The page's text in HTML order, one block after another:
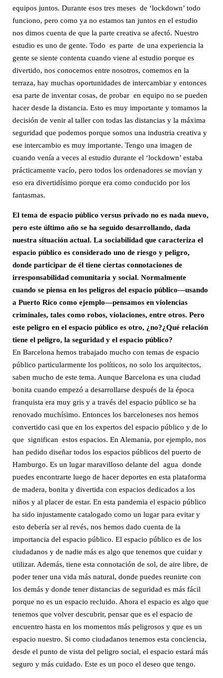
equipos juntos. Durante esos tres meses de ‘lockdown’ todo
funciono, pero como ya no estamos tan juntos en el estudio
nos dimos cuenta de que la parte creativa se afectó. Nuestro
estudio es uno de gente. Todo es parte de una experiencia la
gente se siente contenta cuando viene al estudio porque es
divertido, nos conocemos entre nosotros, comemos en la
terraza, hay muchas oportunidades de intercambiar y entonces
esa parte de inventar cosas, de probar en equipo no se pueden
hacer desde la distancia. Esto es muy importante y tomamos la
decisión de venir al taller con todas las distancias y la máxima
seguridad que podemos porque somos una industria creativa y
ese intercambio es muy importante. Tengo una imagen de
cuando venía a veces al estudio durante el ‘lockdown’ estaba
prácticamente vacío, pero todos los ordenadores se movían y
eso era divertidísimo porque era como conducido por los
fantasmas.
El tema de espacio público versus privado no es nada nuevo,
pero este último año se ha seguido desarrollando, dada
nuestra situación actual. La sociabilidad que caracteriza el
espacio público es considerado uno de riesgo y peligro,
donde participar de él tiene ciertas connotaciones de
irresponsabilidad comunitaria y social. Normalmente
cuando se piensa en los peligros del espacio público—usando
a Puerto Rico como ejemplo—pensamos en violencias
criminales, tales como robos, violaciones, entre otros. Pero
este peligro en el espacio público es otro, ¿no?¿Qué relación
tiene el peligro, la seguridad y el espacio público?
En Barcelona hemos trabajado mucho con temas de espacio
público particularmente los políticos, no solo los arquitectos,
saben mucho de este tema. Aunque Barcelona es una ciudad
bonita cuando empezó a desarrollarse después de la época
franquista era muy gris y a través del espacio público se ha
renovado muchísimo. Entonces los barceloneses nos hemos
convertido casi que en los expertos del espacio público y de lo
que significan estos espacios. En Alemania, por ejemplo, nos
han pedido diseñar todos los espacios públicos del puerto de
Hamburgo. Es un lugar maravilloso delante del agua donde
puedes encontrarte luego de hacer deportes en esta plataforma
de madera, bonita y divertida con espacios dedicados a los
niños y al placer de estar. En esta pandemia el espacio público
ha sido injustamente catalogado como un lugar para evitar y
esto debería ser al revés, nos hemos dado cuenta de la
importancia del espacio público. El espacio público es de los
ciudadanos y de nadie más es algo que tenemos que cuidar y
utilizar. Además, tiene esta connotación de sol, de aire libre, de
poder tener una vida más natural, donde puedes reunirte con
los demás y donde tener distancias de seguridad es más fácil
porque no es un espacio recluido. Ahora el espacio es algo que
tenemos que volver descubrir, pensar que es el espacio de
encuentro hasta en los momentos más peligrosos y que es un
espacio nuestro. Si como ciudadanos tenemos esta conciencia,
desde el punto de vista del peligro social, el espacio estará más
seguro y más cuidado. Este es un poco el deseo que tengo.